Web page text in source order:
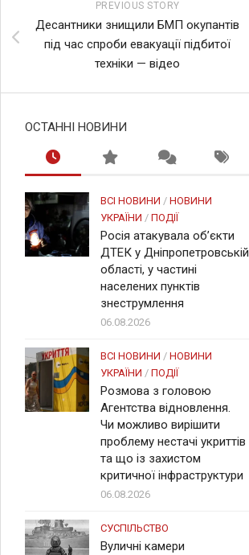
PREVIOUS STORY
Десантники знищили БМП окупантів
під час спроби евакуації підбитої
техніки — відео
ОСТАННІ НОВИНИ
ВСІ НОВИНИ / НОВИНИ
УКРАЇНИ / ПОДІЇ
Росія атакувала об’єкти
ДТЕК у Дніпропетровській
області, у частині
населених пунктів
знеструмлення
06.08.2026
ВСІ НОВИНИ / НОВИНИ
УКРАЇНИ / ПОДІЇ
Розмова з головою
Агентства відновлення.
Чи можливо вирішити
проблему нестачі укриттів
та що із захистом
критичної інфраструктури
06.08.2026
СУСПІЛЬСТВО
Вуличні камери